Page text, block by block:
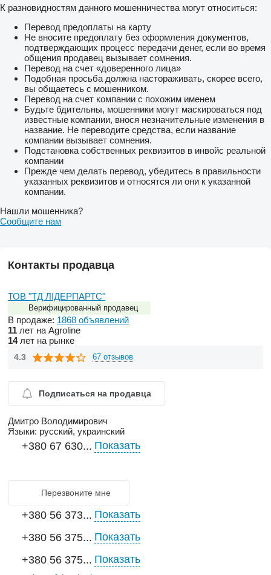
К разновидностям данного мошенничества могут относиться:
Перевод предоплаты на карту
Не вносите предоплату без оформления документов,
подтверждающих процесс передачи денег, если во время
общения продавец вызывает сомнения.
Перевод на счет «доверенного лица»
Подобная просьба должна настораживать, скорее всего,
вы общаетесь с мошенником.
Перевод на счет компании с похожим именем
Будьте бдительны, мошенники могут маскироваться под
известные компании, внося незначительные изменения в
название. Не переводите средства, если название
компании вызывает сомнения.
Подстановка собственных реквизитов в инвойс реальной
компании
Прежде чем делать перевод, убедитесь в правильности
указанных реквизитов и относятся ли они к указанной
компании.
Нашли мошенника?
Сообщите нам
Контакты продавца
ТОВ "ТД ЛІДЕРПАРТС"
Верифицированный продавец
В продаже: 1868 объявлений
11 лет на Agroline
14лет на рынке
4.3 67 отзывов
Подписаться на продавца
Дмитро Володимирович
Языки: русский, украинский
+380 67 630... Показать
Перезвоните мне
+380 56 373... Показать
+380 56 375... Показать
+380 56 375... Показать